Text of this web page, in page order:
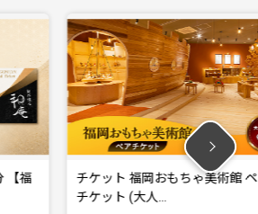
福岡おもちゃ美術館 ペア
青森カン